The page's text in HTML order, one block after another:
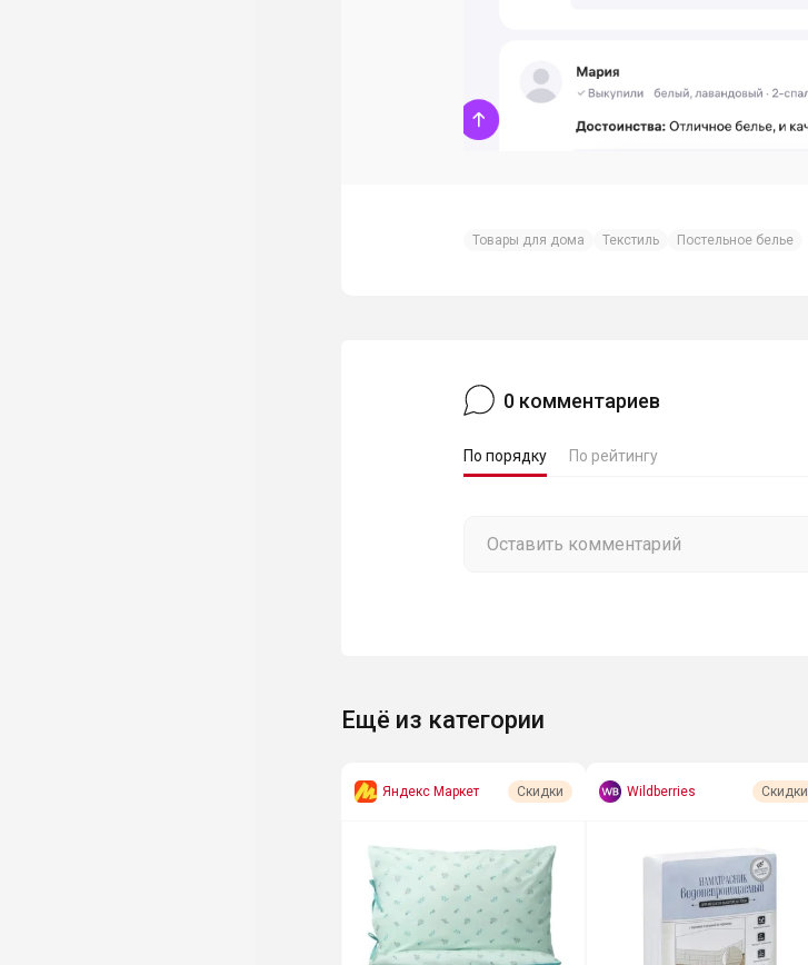
Товары для дома Текстиль Постельное белье
0 комментариев
По порядку По рейтингу
Ещё из категории
Яндекс Маркет Скидки Wildberries Скидки